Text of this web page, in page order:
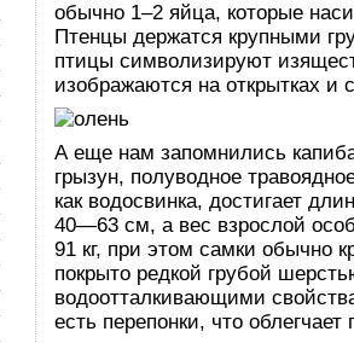
обычно 1–2 яйца, которые
Птенцы держатся крупными
птицы символизируют
изображаются на открытках и
А еще нам запомнились
грызун, полуводное
как водосвинка, достигает
40—63 см, а вес взрослой
91 кг, при этом самки обычно
покрыто редкой грубой
водоотталкивающими
есть перепонки, что облегчает